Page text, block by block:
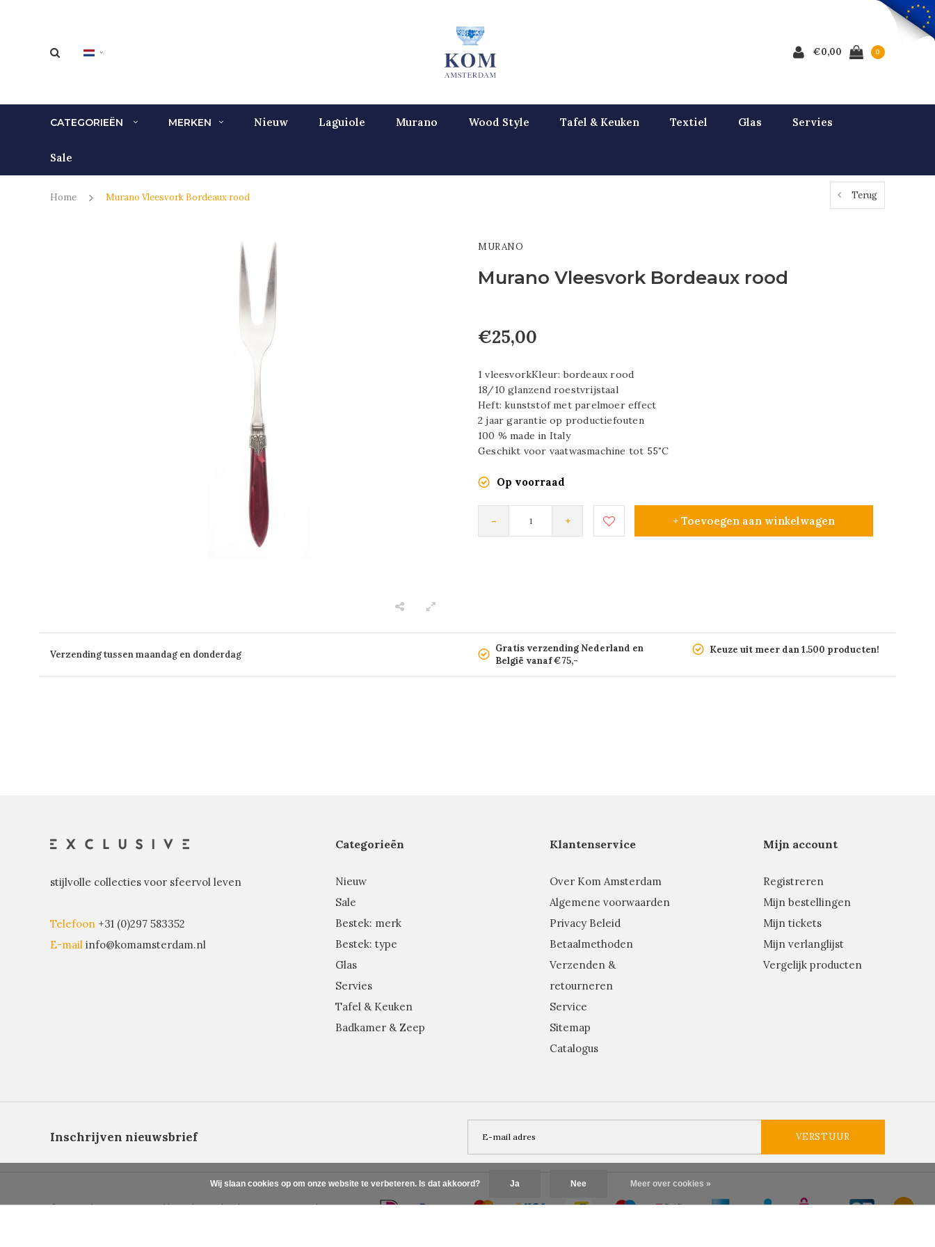
€0,00 0
CATEGORIEËN MERKEN Nieuw Laguiole Murano Wood Style Tafel & Keuken Textiel Glas Servies
Sale
Home Murano Vleesvork Bordeaux rood Terug
MURANO
Murano Vleesvork Bordeaux rood
€25,00
1 vleesvorkKleur: bordeaux rood
18/10 glanzend roestvrijstaal
Heft: kunststof met parelmoer effect
2 jaar garantie op productiefouten
100 % made in Italy
Geschikt voor vaatwasmachine tot 55˚C
Op voorraad
- + + Toevoegen aan winkelwagen
Verzending tussen maandag en donderdag
Gratis verzending Nederland en
België vanaf €75,-
Keuze uit meer dan 1.500 producten!
stijlvolle collecties voor sfeervol leven
Telefoon +31 (0)297 583352
E-mail info@komamsterdam.nl
Categorieën
Nieuw
Sale
Bestek: merk
Bestek: type
Glas
Servies
Tafel & Keuken
Badkamer & Zeep
Klantenservice
Over Kom Amsterdam
Algemene voorwaarden
Privacy Beleid
Betaalmethoden
Verzenden &
retourneren
Service
Sitemap
Catalogus
Mijn account
Registreren
Mijn bestellingen
Mijn tickets
Mijn verlanglijst
Vergelijk producten
Inschrijven nieuwsbrief VERSTUUR
© Copyright 2026 - Powered byLightspeed- Theme ByDMWSxPlus+
Wij slaan cookies op om onze website te verbeteren. Is dat akkoord? Ja Nee Meer over cookies »